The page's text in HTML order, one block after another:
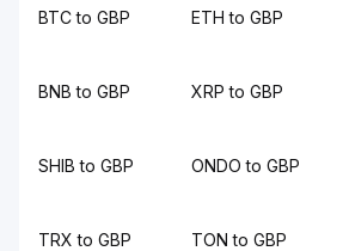
BTC to GBP ETH to GBP
BNB to GBP XRP to GBP
SHIB to GBP ONDO to GBP
TRX to GBP TON to GBP